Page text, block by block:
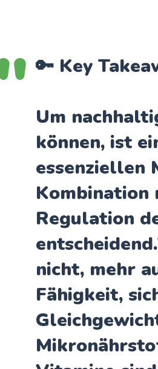
🔑 Key
Um
können, ist
essenziellen
Kombination
Regulation
nicht, mehr
Fähigkeit,